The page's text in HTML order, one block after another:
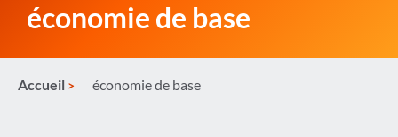
économie de base
Accueil économie de base